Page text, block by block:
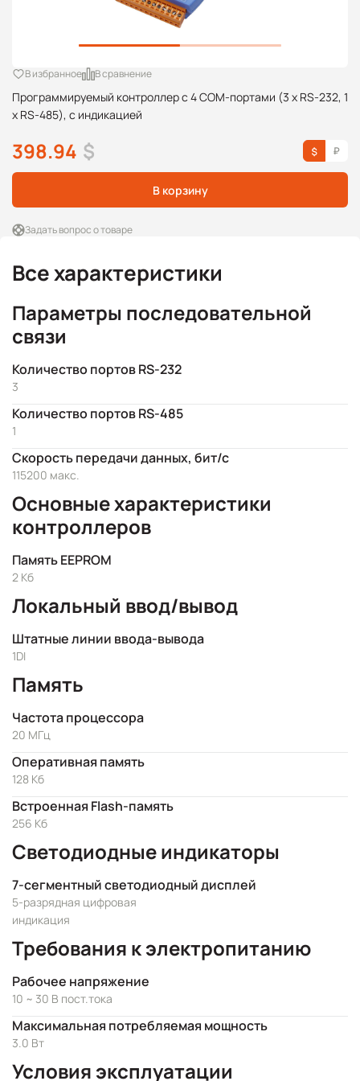
Программируемый контроллер с 4 COM-портами (3 x RS-232, 1
x RS-485), с индикацией
В избранное В сравнение
398.94 $
В корзину
Задать вопрос о товаре
Все характеристики
Параметры последовательной
связи
Количество портов RS-232
3
Количество портов RS-485
1
Скорость передачи данных, бит/с
115200 макс.
Основные характеристики
контроллеров
Память EEPROM
2 Кб
Локальный ввод/вывод
Штатные линии ввода-вывода
1DI
Память
Частота процессора
20 МГц
Оперативная память
128 Кб
Встроенная Flash-память
256 Кб
Светодиодные индикаторы
7-сегментный светодиодный дисплей
5-разрядная цифровая
индикация
Требования к электропитанию
Рабочее напряжение
10 ~ 30 В пост.тока
Максимальная потребляемая мощность
3.0 Вт
Условия эксплуатации